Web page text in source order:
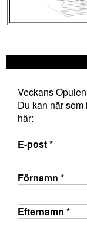
Veckans
Du kan när
här:
E-post*
Förnamn *
Efternamn *